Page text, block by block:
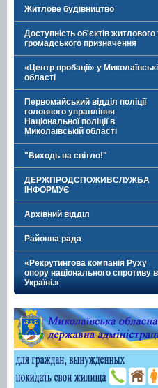
Житлове будівництво
Доступність об'єктів житлового
громадського призначення
«Центр пробації» у
області
Первомайський відділ поліції
головного управління
Національної поліції в
Миколаївській області
"Виходь на світло!"
ДЕРЖПРОДСПОЖИВСЛУЖБА
ІНФОРМУЄ
Архівний відділ
Районна рада
«Рекрутингова компанія Руху
опору національного спротиву в
Україні.»